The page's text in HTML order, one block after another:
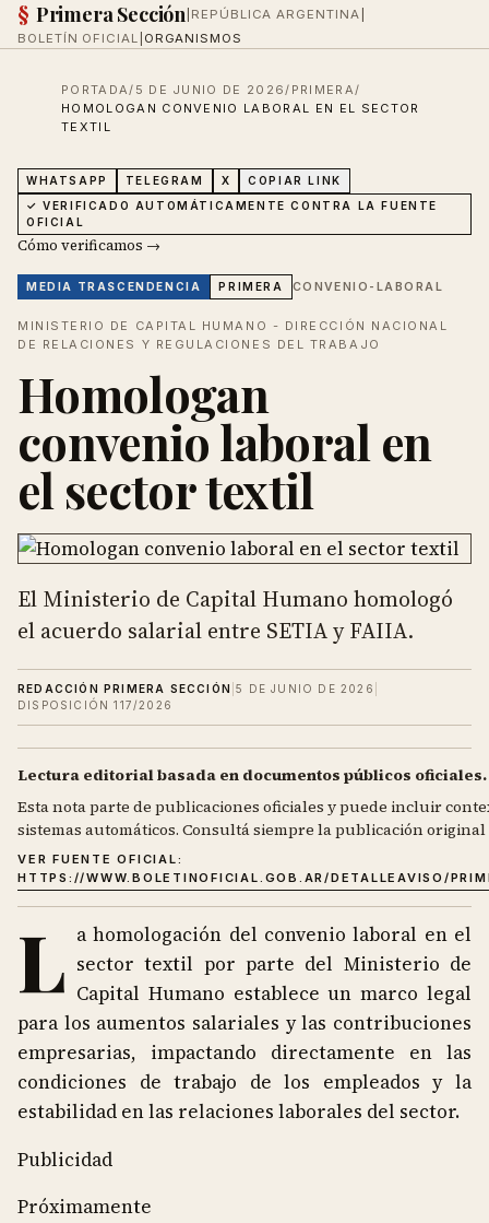
§ Primera Sección REPÚBLICA ARGENTINA
BOLETÍN OFICIAL ORGANISMOS
PORTADA/ 5 DE JUNIO DE 2026/ PRIMERA/
HOMOLOGAN CONVENIO LABORAL EN EL SECTOR
TEXTIL
WHATSAPP TELEGRAM X
COPIAR LINK
✓ VERIFICADO AUTOMÁTICAMENTE CONTRA LA FUENTE
OFICIAL
Cómo verificamos →
MEDIA TRASCENDENCIA PRIMERA CONVENIO-LABORAL
MINISTERIO DE CAPITAL HUMANO - DIRECCIÓN NACIONAL
DE RELACIONES Y REGULACIONES DEL TRABAJO
Homologan
convenio laboral en
el sector textil
El Ministerio de Capital Humano homologó
el acuerdo salarial entre SETIA y FAIIA.
REDACCIÓN PRIMERA SECCIÓN |5 DE JUNIO DE 2026
DISPOSICIÓN 117/2026
Lectura editorial basada en documentos públicos oficiales.
Esta nota parte de publicaciones oficiales y puede incluir
sistemas automáticos. Consultá siempre la publicación
VER FUENTE OFICIAL:
HTTPS://WWW.BOLETINOFICIAL.GOB.AR/DETALLEAVISO/
L a homologación del convenio laboral en el
sector textil por parte del Ministerio de
Capital Humano establece un marco legal
para los aumentos salariales y las contribuciones
empresarias, impactando directamente en las
condiciones de trabajo de los empleados y la
estabilidad en las relaciones laborales del sector.
Publicidad
Próximamente